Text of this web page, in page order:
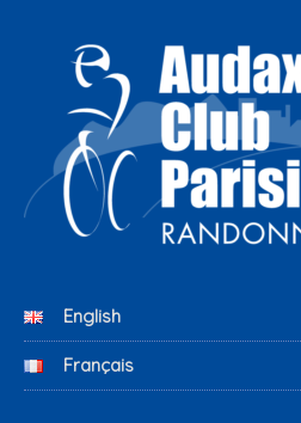
English
Français